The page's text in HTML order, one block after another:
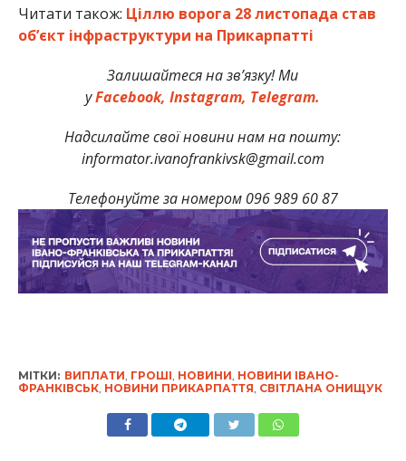
Читати також: Ціллю ворога 28 листопада став
об’єкт інфраструктури на Прикарпатті
Залишайтеся на зв’язку! Ми
уFacebook, Instagram, Telegram.
Надсилайте свої новини нам на пошту:
informator.ivanofrankivsk@gmail.com
Телефонуйте за номером 096 989 60 87
МІТКИ: ВИПЛАТИ, ГРОШІ, НОВИНИ, НОВИНИ ІВАНО-
ФРАНКІВСЬК, НОВИНИ ПРИКАРПАТТЯ, СВІТЛАНА ОНИЩУК